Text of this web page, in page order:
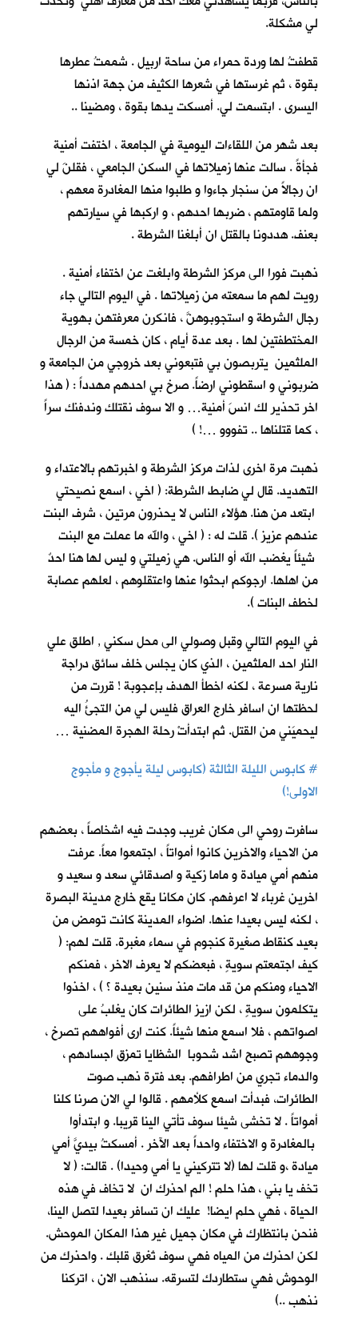
لي مشكلة.
قطفتُ لها وردة حمراء من ساحة اربيل . شممتُ عطرها
بقوة ، ثم غرستها في شعرها الكثيف من جهة اذنها
اليسرى . ابتسمت لي. أمسكت يدها بقوة ، ومضينا ..
بعد شهر من اللقاءات اليومية في الجامعة ، اختفت أمنية
فجأةً . سالت عنها زميلاتها في السكن الجامعي ، فقلنَ لي
ان رجالاً من سنجار جاءوا و طلبوا منها المغادرة معهم ،
ولما قاومتهم ، ضربها احدهم ، و اركبها في سيارتهم
بعنف. هددونا بالقتل ان أبلغنا الشرطة .
ذهبت فورا الى مركز الشرطة وابلغت عن اختفاء أمنية .
رويت لهم ما سمعته من زميلاتها . في اليوم التالي جاء
رجال الشرطة و استجوبوهنَّ ، فانكرن معرفتهن بهوية
المختطفتين لها . بعد عدة أيام ، كان خمسة من الرجال
الملثمين يتربصون بي فتبعوني بعد خروجي من الجامعة و
ضربوني و اسقطوني ارضاً. صرخ بي احدهم مهدداً : ( هذا
اخر تحذير لك انسَ أمنية… و الا سوف نقتلك وندفنك سراً
، كما قتلناها .. تفووو …! )
ذهبت مرة اخرى لذات مركز الشرطة و اخبرتهم بالاعتداء و
التهديد. قال لي ضابط الشرطة: ( اخي ، اسمع نصيحتي
ابتعد من هنا. هؤلاء الناس لا يحذرون مرتين ، شرف البنت
عندهم عزيز ). قلت له : ( اخي ، والله ما عملت مع البنت
شيئاً يغضب الله أو الناس. هي زميلتي و ليس لها هنا احدٌ
من اهلها. ارجوكم ابحثوا عنها واعتقلوهم ، لعلهم عصابة
لخطف البنات ).
في اليوم التالي وقبل وصولي الى محل سكني , اطلق علي
النار احد الملثمين ، الذي كان يجلس خلف سائق دراجة
نارية مسرعة ، لكنه اخطأ الهدف بإعجوبة ! قررت من
لحظتها ان اسافر خارج العراق فليس لي من التجئُ اليه
ليحميَني من القتل. ثم ابتدأتْ رحلة الهجرة المضنية …
#كابوس الليلة الثالثة (كابوس ليلة يأجوج و مأجوج
الاولى!)
سافرت روحي الى مكان غريب وجدت فيه اشخاصاً ، بعضهم
من الاحياء والاخرين كانوا أمواتاً ، اجتمعوا معاً. عرفت
منهم أمي ميادة و ماما زكية و اصدقائي سعد و سعيد و
اخرين غرباء لا اعرفهم. كان مكانا يقع خارج مدينة البصرة
، لكنه ليس بعيدا عنها. اضواء المدينة كانت تومض من
بعيد كنقاط صغيرة كنجوم في سماء مغبرة. قلت لهم: (
كيف اجتمعتم سويةٍ ، فبعضكم لا يعرف الاخر ، فمنكم
الاحياء ومنكم من قد مات منذ سنين بعيدة ؟ ) ، اخذوا
يتكلمون سويةٍ ، لكن ازيز الطائرات كان يغلبُ على
اصواتهم ، فلا اسمع منها شيئاً. كنت ارى أفواههم تصرخ ،
وجوههم تصبح اشد شحوبا الشظايا تمزق اجسادهم ،
والدماء تجري من اطرافهم. بعد فترة ذهب صوت
الطائرات، فبدأت اسمع كلأمهم . قالوا لي الان صرنا كلنا
أمواتاً . لا تخشى شيئا سوف تأتي الينا قريبا. و ابتدأوا
بالمغادرة و الاختفاء واحداً بعد الآخر . أمسكتُ بيديَّ أمي
ميادة ،و قلت لها (لا تتركيني يا أمي وحيدا) . قالت: ( لا
تخف يا بني ، هذا حلم ! الم احذرك ان لا تخاف في هذه
الحياة ، فهي حلم ايضا! عليك ان تسافر بعيدا لتصل الينا،
فنحن بانتظارك في مكان جميل غير هذا المكان الموحش.
لكن احذرك من المياه فهي سوف تُغرق قلبك . واحذرك من
الوحوش فهي ستطاردك لتسرقه. سنذهب الان ، اتركنا
نذهب ..)